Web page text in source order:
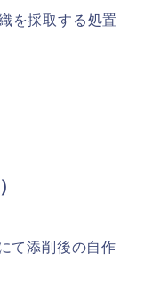
を採取する処置
て添削後の自作